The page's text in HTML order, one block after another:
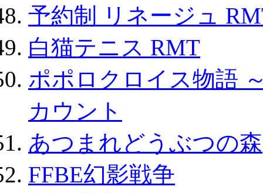
予約制 リネージュ
白猫テニス RMT
ポポロクロイス物語
カウント
あつまれどうぶつの森
FFBE幻影戦争